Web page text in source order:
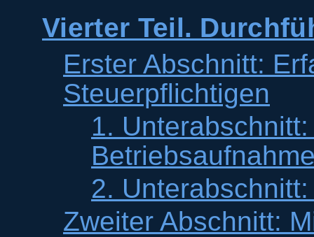
Vierter Teil.
Erster Abschnitt:
Steuerpflichtigen
1.
2.
Zweiter Abschnitt: